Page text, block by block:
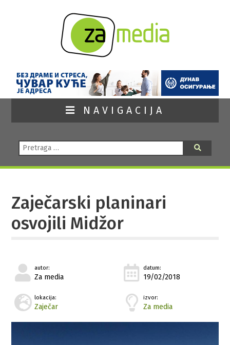
NAVIGACIJA
Pretraga:
Zaječarski planinari
osvojili Midžor
autor:
Za media
datum:
19/02/2018
lokacija:
Zaječar
izvor:
Za media